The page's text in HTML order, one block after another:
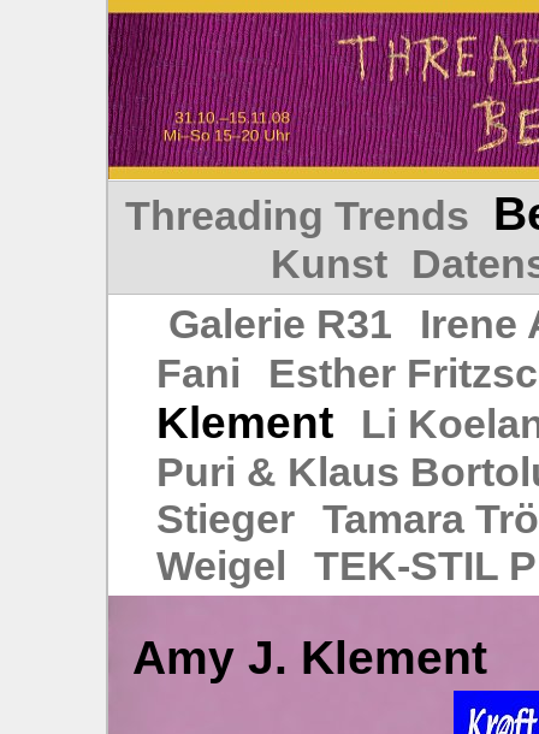
Threading Trends
Kunst
Galerie R31
Irene
Fani
Esther
Klement
Li
Puri & Klaus
Stieger
Tamara
Weigel
TEK‑STIL
Amy J. Klement